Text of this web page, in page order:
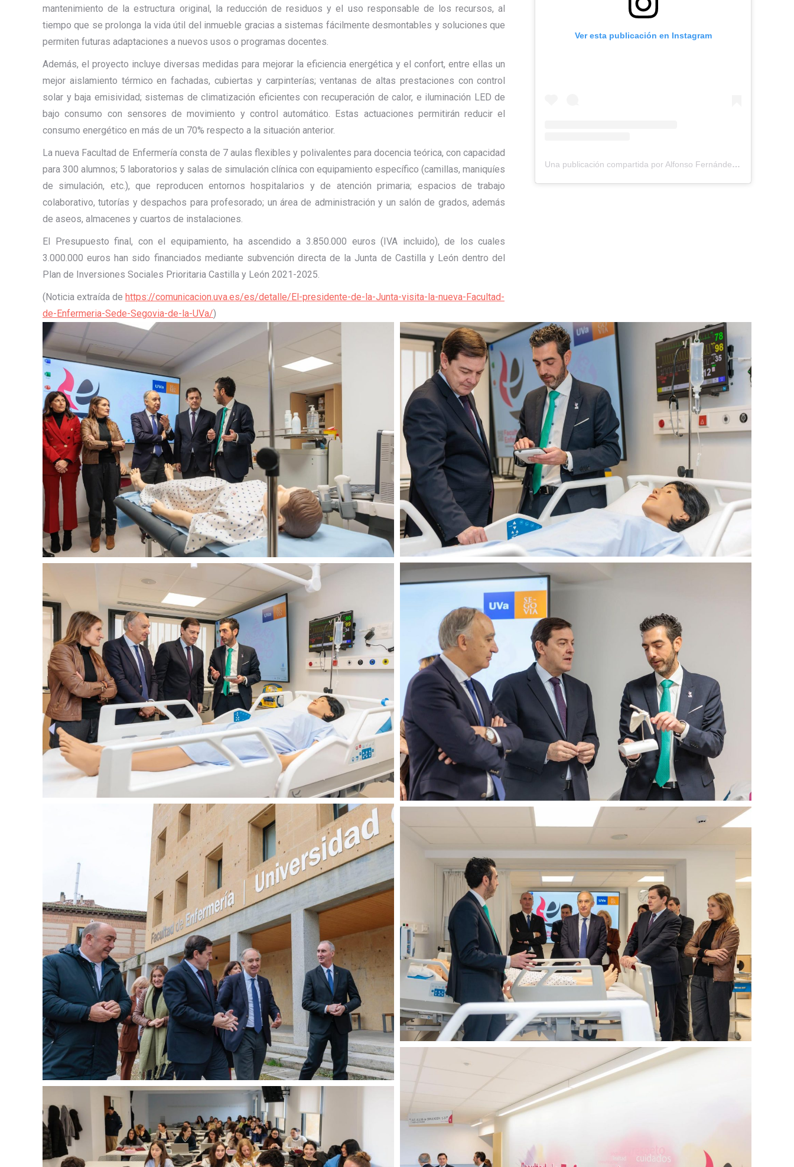
mantenimiento de la estructura original, la reducción de residuos y el uso responsable de los recursos, al
tiempo que se prolonga la vida útil del inmueble gracias a sistemas fácilmente desmontables y soluciones que
permiten futuras adaptaciones a nuevos usos o programas docentes.
Además, el proyecto incluye diversas medidas para mejorar la eficiencia energética y el confort, entre ellas un
mejor aislamiento térmico en fachadas, cubiertas y carpinterías; ventanas de altas prestaciones con control
solar y baja emisividad; sistemas de climatización eficientes con recuperación de calor, e iluminación LED de
bajo consumo con sensores de movimiento y control automático. Estas actuaciones permitirán reducir el
consumo energético en más de un 70% respecto a la situación anterior.
La nueva Facultad de Enfermería consta de 7 aulas flexibles y polivalentes para docencia teórica, con capacidad
para 300 alumnos; 5 laboratorios y salas de simulación clínica con equipamiento específico (camillas, maniquíes
de simulación, etc.), que reproducen entornos hospitalarios y de atención primaria; espacios de trabajo
colaborativo, tutorías y despachos para profesorado; un área de administración y un salón de grados, además
de aseos, almacenes y cuartos de instalaciones.
El Presupuesto final, con el equipamiento, ha ascendido a 3.850.000 euros (IVA incluido), de los cuales
3.000.000 euros han sido financiados mediante subvención directa de la Junta de Castilla y León dentro del
Plan de Inversiones Sociales Prioritaria Castilla y León 2021-2025.
(Noticia extraída de https://comunicacion.uva.es/es/detalle/El-presidente-de-la-Junta-visita-la-nueva-Facultad-
de-Enfermeria-Sede-Segovia-de-la-UVa/)
Ver esta publicación en Instagram
Una publicación compartida por Alfonso Fernández Mañueco (@alferma11)